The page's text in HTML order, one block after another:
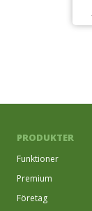
PRODUKTER
Funktioner
Premium
Företag